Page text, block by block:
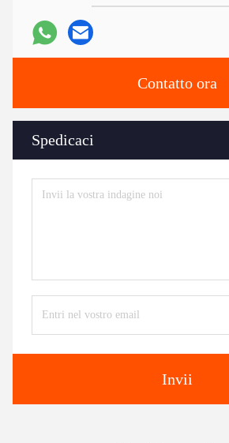
Contatto ora
Spedicaci
Invii